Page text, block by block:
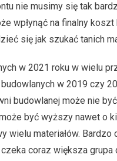
nie musimy się tak
wpłynąć na finalny
się jak szukać tanich
w 2021 roku w wielu
budowlanych w 2019 czy
budowlanej może nie
być wyższy nawet o
wielu materiałów.
coraz większa